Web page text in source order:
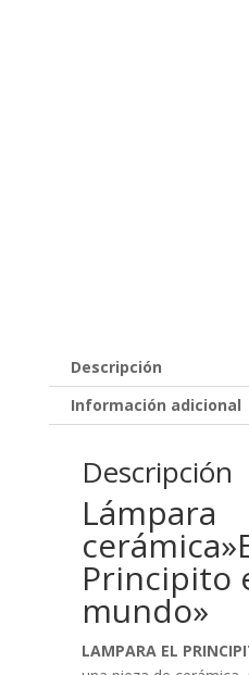
Descripción
Información adicional
Descripción
Lámpara
Principito
mundo»
LAMPARA EL